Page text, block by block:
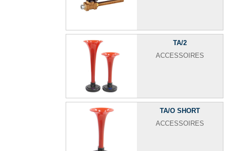
TA/2
ACCESSOIRES
TA/O SHORT
ACCESSOIRES